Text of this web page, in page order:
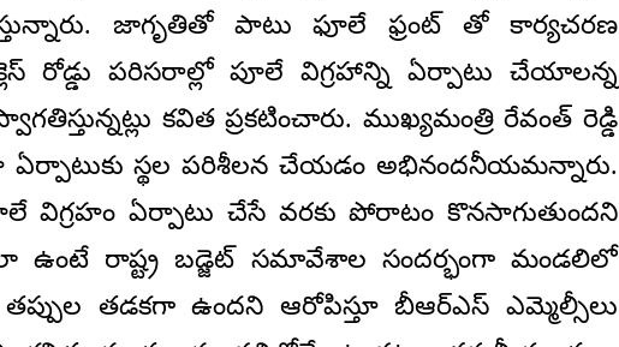
జాగృతితో పాటు ఫూలే ఫ్రంట్ తో కార్యచరణ
రోడ్డు పరిసరాల్లో పూలే విగ్రహాన్ని ఏర్పాటు చేయాలన్న
కవిత ప్రకటించారు. ముఖ్యమంత్రి రేవంత్ రెడ్డి
ఏర్పాటుకు స్థల పరిశీలన చేయడం అభినందనీయమన్నారు.
విగ్రహం ఏర్పాటు చేసే వరకు పోరాటం కొనసాగుతుందని
ఉంటే రాష్ట్ర బడ్జెట్ సమావేశాల సందర్భంగా మండలిలో
తప్పుల తడకగా ఉందని ఆరోపిస్తూ బీఆర్ఎస్ ఎమ్మెల్సీలు